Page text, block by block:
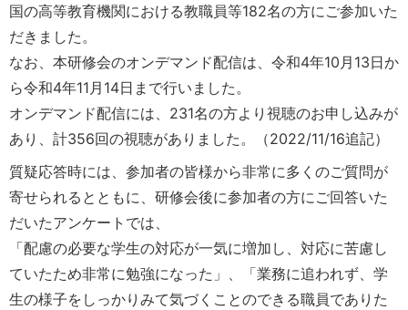
国の高等教育機関における教職員等182名の方にご参加いた
だきました。
なお、本研修会のオンデマンド配信は、令和4年10月13日か
ら令和4年11月14日まで行いました。
オンデマンド配信には、231名の方より視聴のお申し込みが
あり、計356回の視聴がありました。（2022/11/16追記）
質疑応答時には、参加者の皆様から非常に多くのご質問が
寄せられるとともに、研修会後に参加者の方にご回答いた
だいたアンケートでは、
「配慮の必要な学生の対応が一気に増加し、対応に苦慮し
ていたため非常に勉強になった」、「業務に追われず、学
生の様子をしっかりみて気づくことのできる職員でありた